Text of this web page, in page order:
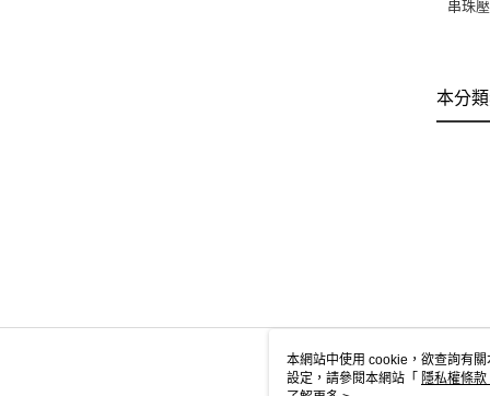
串珠
本分
本網站中使用 cookie，欲查詢有
設定，請參閱本網站「 隱私權條款